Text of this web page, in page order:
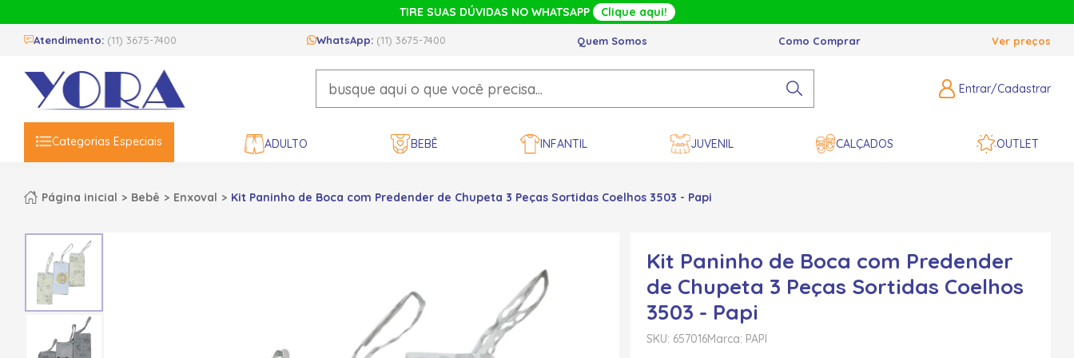
TIRE SUAS DÚVIDAS NO WHATSAPP Clique aqui!
Atendimento: (11) 3675-7400 WhatsApp: (11) 3675-7400 Quem Somos Como Comprar Ver preços
Entrar/Cadastrar
Categorias Especiais ADULTO BEBÊ INFANTIL JUVENIL CALÇADOS OUTLET
Página inicial Bebê Enxoval Kit Paninho de Boca com Predender de Chupeta 3 Peças Sortidas Coelhos 3503 - Papi
Kit Paninho de Boca com Predender
de Chupeta 3 Peças Sortidas Coelhos
3503 - Papi
SKU: 657016Marca: PAPI